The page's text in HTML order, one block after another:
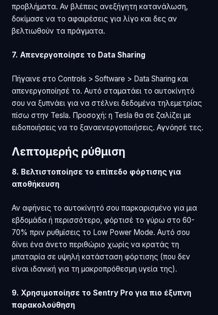
προβλήματα. Αν βλέπεις ανεξήγητη κατανάλωση,
δοκίμασε να το αφαιρέσεις για λίγο και δες αν
βελτιωθούν τα πράγματα.
7. Απενεργοποίησε το Data Sharing
Πήγαινε στο Controls > Software > Data Sharing και
απενεργοποίησέ το. Αυτό σταματάει το αυτοκίνητό
σου να ξυπνάει για να στέλνει δεδομένα τηλεμετρίας
πίσω στην Tesla. Προσοχή: η Tesla θα σε ζαλίζει με
ειδοποιήσεις να το ξαναενεργοποιήσεις. Αγνόησέ τες.
Λεπτομερής ρύθμιση
8. Βελτιστοποίησε το επίπεδο φόρτισης για
αποθήκευση
Αν αφήνεις το αυτοκίνητό σου παρκαρισμένο για μια
εβδομάδα ή περισσότερο, φόρτισέ το γύρω στο 60-
70% πριν ρυθμίσεις το Low Power Mode. Αυτό σου
δίνει ένα άνετο περιθώριο χωρίς να κρατάς τη
μπαταρία σε υψηλή κατάσταση φόρτισης (που δεν
είναι ιδανική για τη μακροπρόθεσμη υγεία της).
9. Χρησιμοποίησε το Sentry Pro για πιο έξυπνη
παρακολούθηση